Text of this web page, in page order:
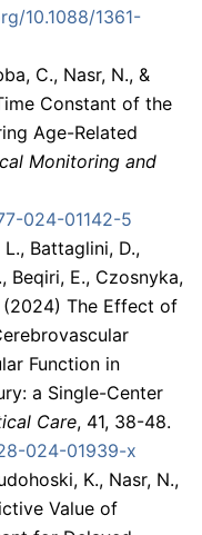
10.1088/1361-
C., Nasr, N., &
Constant of the
Age-Related
Monitoring and
024-01142-5
Battaglini, D.,
Beqiri, E., Czosnyka,
(2024) The Effect of
Function in
a Single-Center
Care, 41, 38-48.
024-01939-x
K., Nasr, N.,
Value of